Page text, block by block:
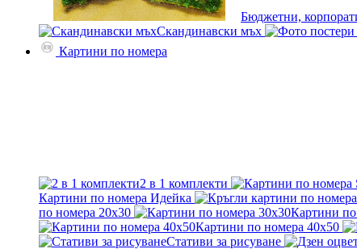
Бюджетни,
Скандинавски мъх
Картини по номера
2 в 1 комплекти
Картини по номера Идейка
по номера 20x30
Картини
Картини по номера 40x50
Стативи за рисуване